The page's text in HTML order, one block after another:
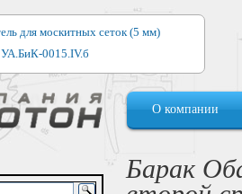
для москитных сеток (5 мм)
УА.БиК-0015.IV.б
для алюминиевых окон
для деревянных окон
0062.IV.б
О компании
Барак